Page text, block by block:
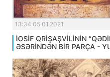
13:34 05.01.2021
İOSİF QRİŞAŞVİLİNİN
ƏSƏRİNDƏN BİR PARÇA -